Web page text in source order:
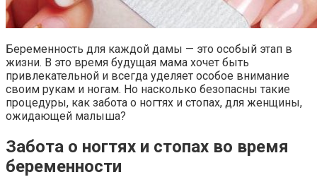
Беременность для каждой дамы — это особый этап в
жизни. В это время будущая мама хочет быть
привлекательной и всегда уделяет особое внимание
своим рукам и ногам. Но насколько безопасны такие
процедуры, как забота о ногтях и стопах, для женщины,
ожидающей малыша?
Забота о ногтях и стопах во время
беременности